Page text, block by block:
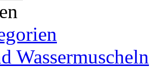
Wassermuscheln